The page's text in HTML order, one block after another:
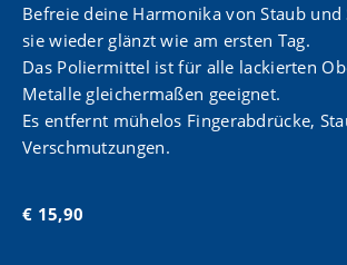
Befreie deine Harmonika von Staub
sie wieder glänzt wie am ersten Tag.
Das Poliermittel ist für alle lackierten
Metalle gleichermaßen geeignet.
Es entfernt mühelos Fingerabdrücke,
Verschmutzungen.
€ 15,90